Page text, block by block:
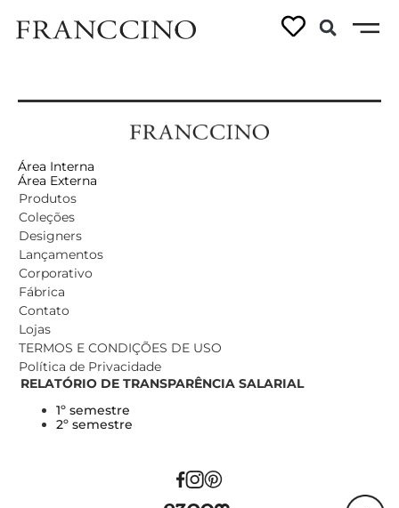
Bloco bar Coda
Área Interna
Área Externa
Produtos
Coleções
Designers
Lançamentos
Corporativo
Fábrica
Contato
Lojas
TERMOS E CONDIÇÕES DE USO
Política de Privacidade
RELATÓRIO DE TRANSPARÊNCIA SALARIAL
1º semestre
2º semestre